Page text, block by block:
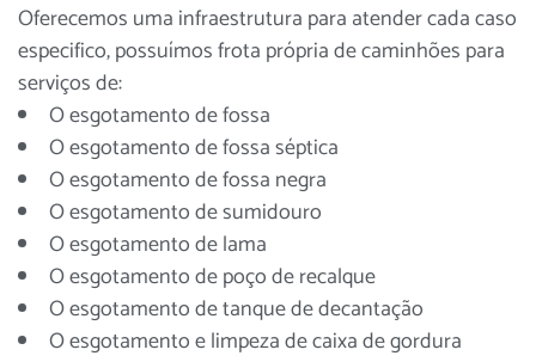
Oferecemos uma infraestrutura para atender cada caso
especifico, possuímos frota própria de caminhões para
serviços de:
O esgotamento de fossa
O esgotamento de fossa séptica
O esgotamento de fossa negra
O esgotamento de sumidouro
O esgotamento de lama
O esgotamento de poço de recalque
O esgotamento de tanque de decantação
O esgotamento e limpeza de caixa de gordura